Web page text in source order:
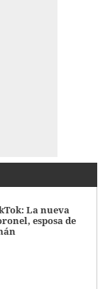
La nueva
esposa de